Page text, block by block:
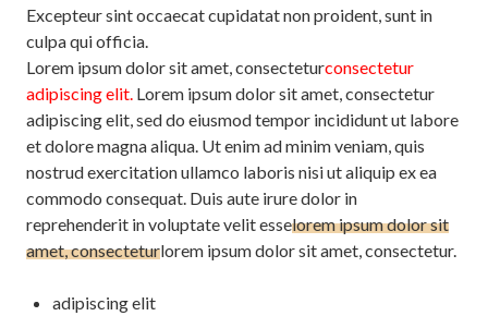
Excepteur sint occaecat cupidatat non proident, sunt in
culpa qui officia.
Lorem ipsum dolor sit amet, consecteturconsectetur
adipiscing elit. Lorem ipsum dolor sit amet, consectetur
adipiscing elit, sed do eiusmod tempor incididunt ut labore
et dolore magna aliqua. Ut enim ad minim veniam, quis
nostrud exercitation ullamco laboris nisi ut aliquip ex ea
commodo consequat. Duis aute irure dolor in
reprehenderit in voluptate velit esselorem ipsum dolor sit
amet, consecteturlorem ipsum dolor sit amet, consectetur.
adipiscing elit